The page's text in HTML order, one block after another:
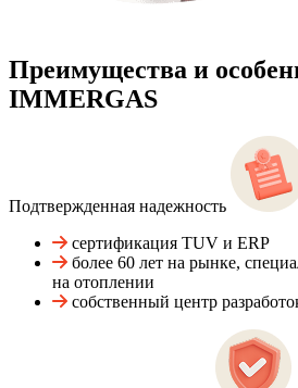
Преимущества и
IMMERGAS
Подтвержденная надежность
сертификация TUV и ERP
более 60 лет на рынке,
на отоплении
собственный центр